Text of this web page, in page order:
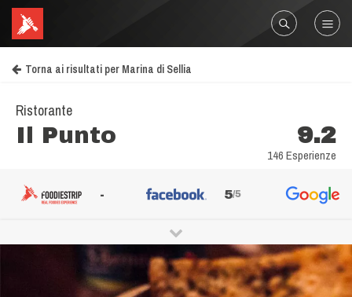
Torna ai risultati per Marina di Sellia
Ristorante
Il Punto 9.2
146 Esperienze
- 5/5